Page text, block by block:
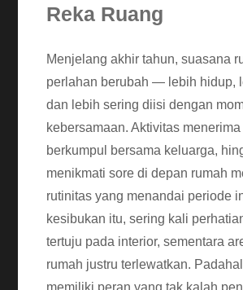
Reka Ruang
Menjelang akhir tahun, suasana
perlahan berubah — lebih hidup,
dan lebih sering diisi dengan
kebersamaan. Aktivitas menerima
berkumpul bersama keluarga,
menikmati sore di depan rumah
rutinitas yang menandai periode
kesibukan itu, sering kali
tertuju pada interior, sementara
rumah justru terlewatkan.
memiliki peran yang tak kalah